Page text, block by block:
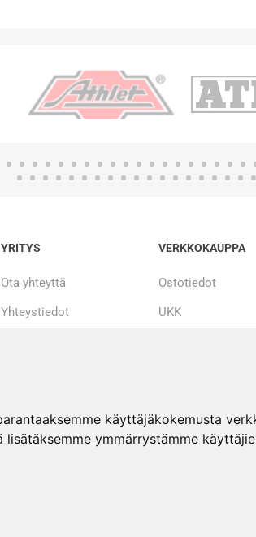
käyttäjäkokemusta
ymmärrystämme
YRITYS
Ota yhteyttä
Yhteystiedot
References
HJ:n liikerakennus
VERKKOKAUPPA
Ostotiedot
UKK